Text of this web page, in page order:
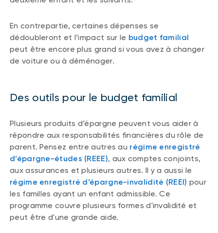
En contrepartie, certaines dépenses se
dédoubleront et l’impact sur le budget familial
peut être encore plus grand si vous avez à changer
de voiture ou à déménager.
Des outils pour le budget familial
Plusieurs produits d’épargne peuvent vous aider à
répondre aux responsabilités financières du rôle de
parent. Pensez entre autres au régime enregistré
d’épargne-études (REEE), aux comptes conjoints,
aux assurances et plusieurs autres. Il y a aussi le
régime enregistré d’épargne-invalidité (REEI) pour
les familles ayant un enfant admissible. Ce
programme couvre plusieurs formes d'invalidité et
peut être d'une grande aide.